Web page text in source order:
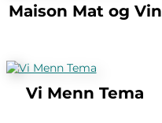
Maison Mat og Vin
Vi Menn Tema